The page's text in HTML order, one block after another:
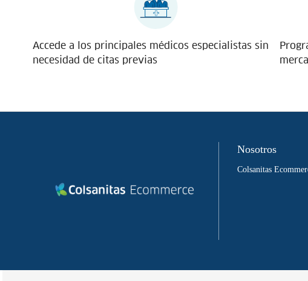
Accede a los principales médicos especialistas sin
necesidad de citas previas
Nosotros
Colsanitas